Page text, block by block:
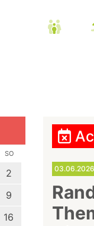
SO
2
9
16
03.06.2026